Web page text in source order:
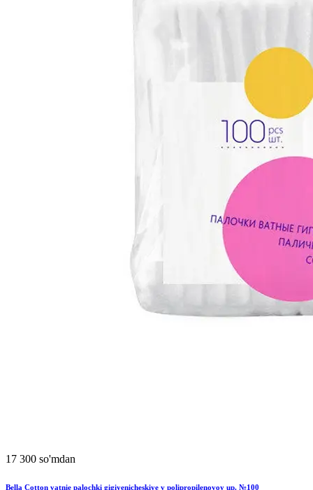
17 300 so'mdan
Bella Cotton vatnie palochki gigiyenicheskiye v polipropilenovoy up. №100